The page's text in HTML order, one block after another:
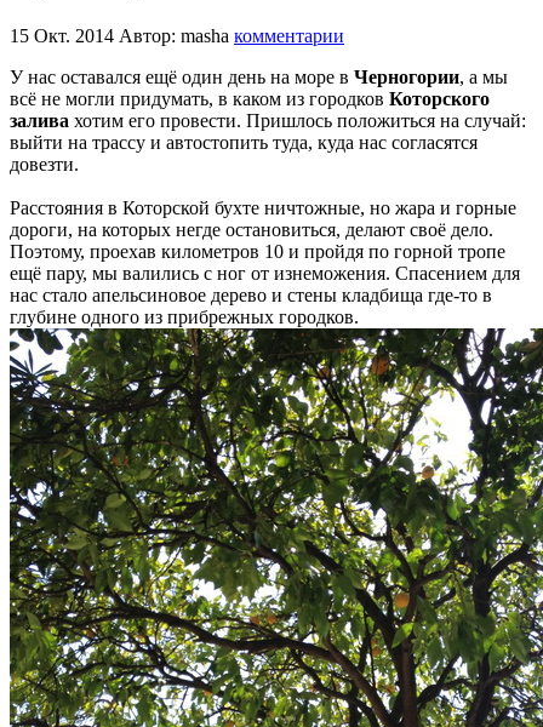
15 Окт. 2014 Автор: masha комментарии
У нас оставался ещё один день на море в Черногории, а мы
всё не могли придумать, в каком из городков Которского
залива хотим его провести. Пришлось положиться на случай:
выйти на трассу и автостопить туда, куда нас согласятся
довезти.
Расстояния в Которской бухте ничтожные, но жара и горные
дороги, на которых негде остановиться, делают своё дело.
Поэтому, проехав километров 10 и пройдя по горной тропе
ещё пару, мы валились с ног от изнеможения. Спасением для
нас стало апельсиновое дерево и стены кладбища где-то в
глубине одного из прибрежных городков.